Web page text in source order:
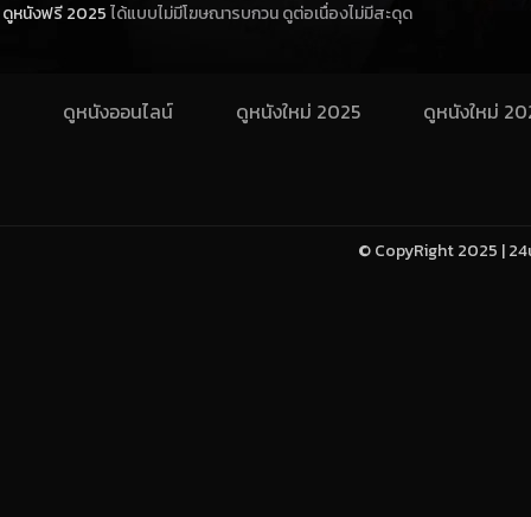
ดูหนังฟรี 2025ได้แบบไม่มีโฆษณารบกวน ดูต่อเนื่องไม่มีสะดุด
ดูหนังออนไลน์ ดูหนังใหม่ 2025 ดูหนังใหม่
© CopyRight 2025 |